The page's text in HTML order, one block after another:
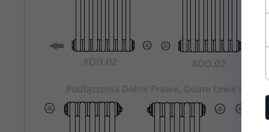
Bocznych:
Maksymalne
Ciśnienie